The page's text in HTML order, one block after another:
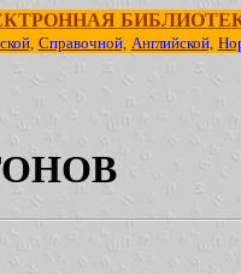
Справочной, Английской,